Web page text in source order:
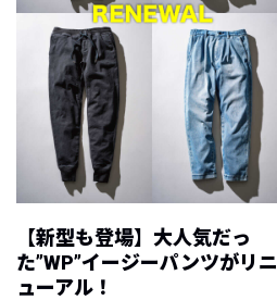
【新型も登場】大人気だっ
た”WP”イージーパンツがリニ
ューアル！